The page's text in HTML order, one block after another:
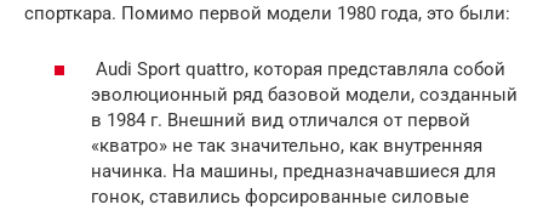
спорткара. Помимо первой модели 1980 года, это были:
Audi Sport quattro, которая представляла собой
эволюционный ряд базовой модели, созданный
в 1984 г. Внешний вид отличался от первой
«кватро» не так значительно, как внутренняя
начинка. На машины, предназначавшиеся для
гонок, ставились форсированные силовые